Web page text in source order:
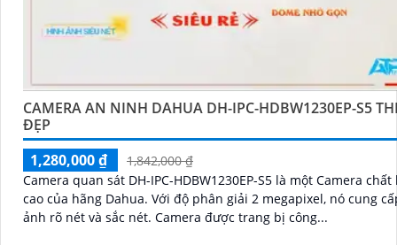
CAMERA AN NINH DAHUA DH-IPC-HDBW1230EP-S5
ĐẸP
1,280,000 ₫
1,842,000 ₫
Camera quan sát DH-IPC-HDBW1230EP-S5 là một Camera
cao của hãng Dahua. Với độ phân giải 2 megapixel, nó cung cấp hình
ảnh rõ nét và sắc nét. Camera được trang bị công...